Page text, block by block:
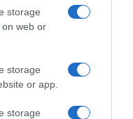
storage
web or
storage
or app.
storage